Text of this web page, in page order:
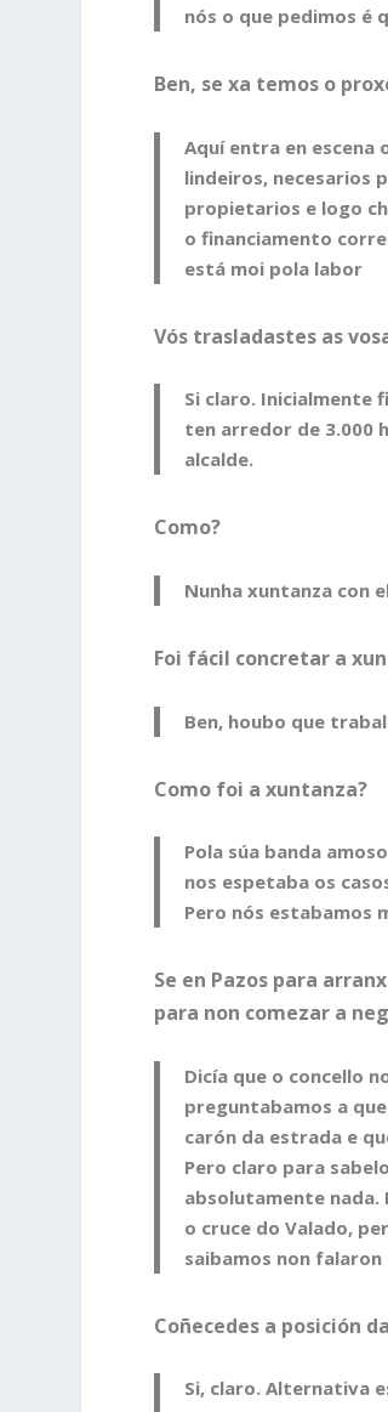
nós o que pedimos é
Ben, se xa temos o
Aquí entra en escena
lindeiros, necesarios
propietarios e logo
o financiamento
está moi pola labor
Vós trasladastes as
Si claro. Inicialmente
ten arredor de 3.000
alcalde.
Como?
Nunha xuntanza con
Foi fácil concretar a
Ben, houbo que
Como foi a xuntanza?
Pola súa banda
nos espetaba os
Pero nós estabamos
Se en Pazos para
para non comezar a
Dicía que o concello
preguntabamos a
carón da estrada e
Pero claro para
absolutamente nada.
o cruce do Valado,
saibamos non falaron
Coñecedes a posición
Si, claro. Alternativa